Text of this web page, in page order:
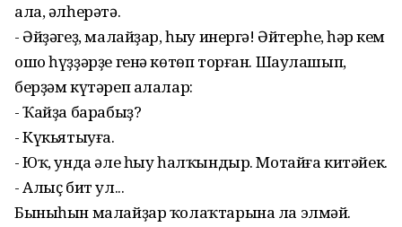
ала, әлһерәтә.
- Әйҙәгеҙ, малайҙар, һыу инергә! Әйтерһең, һәр кем
ошо һүҙҙәрҙе генә көтөп торған. Шаулашып,
берҙәм күтәреп алалар:
- Ҡайҙа барабыҙ?
- Күкьятыуға.
- Юҡ, унда әле һыу һалҡындыр. Мотайға китәйек.
- Алыҫ бит ул...
Быныһын малайҙар ҡолаҡтарына ла элмәй.